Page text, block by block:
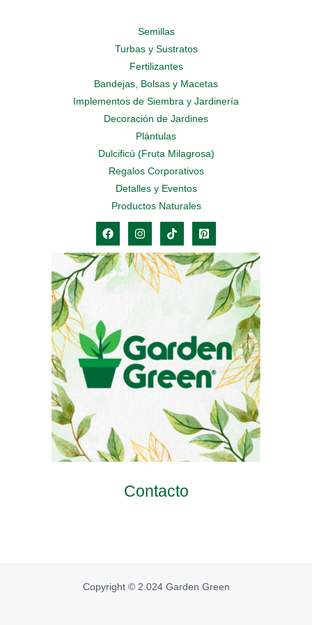
Semillas
Turbas y Sustratos
Fertilizantes
Bandejas, Bolsas y Macetas
Implementos de Siembra y Jardinería
Decoración de Jardines
Plántulas
Dulcificú (Fruta Milagrosa)
Regalos Corporativos
Detalles y Eventos
Productos Naturales
Contacto
Copyright © 2.024 Garden Green